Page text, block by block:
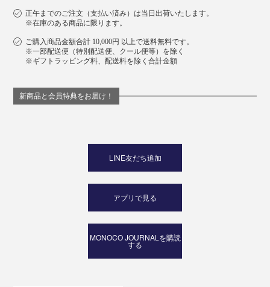
正午までのご注文（支払い済み）は当日出荷いたします。
※在庫のある商品に限ります。
ご購入商品金額合計 10,000円 以上で送料無料です。
※一部配送便（特別配送便、クール便等）を除く
※ギフトラッピング料、配送料を除く合計金額
新商品と会員特典をお届け！
LINE友だち追加
アプリで見る
MONOCO JOURNALを購読
する